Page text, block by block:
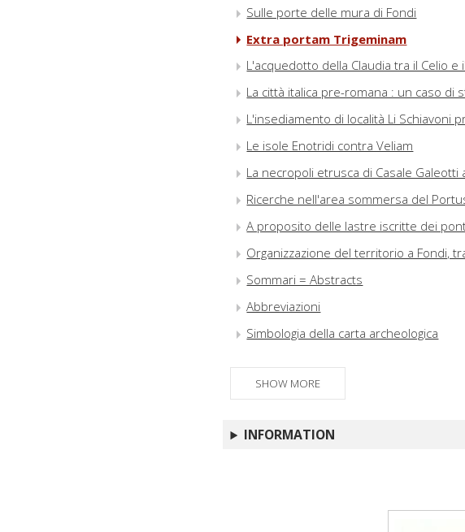
Sulle porte delle mura di Fondi
Extra portam Trigeminam
L'acquedotto della Claudia tra il Celio e
La città italica pre-romana : un caso di
L'insediamento di località Li Schiavoni
Le isole Enotridi contra Veliam
La necropoli etrusca di Casale
Ricerche nell'area sommersa del
A proposito delle lastre iscritte dei
Organizzazione del territorio a Fondi,
Sommari = Abstracts
Abbreviazioni
Simbologia della carta archeologica
SHOW MORE
INFORMATION